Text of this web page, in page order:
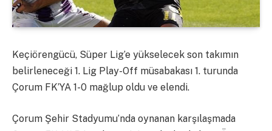
Keçiörengücü, Süper Lig’e yükselecek son takımın
belirleneceği 1. Lig Play-Off müsabakası 1. turunda
Çorum FK’YA 1-0 mağlup oldu ve elendi.
Çorum Şehir Stadyumu’nda oynanan karşılaşmada